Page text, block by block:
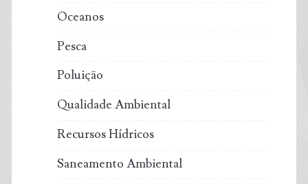
Oceanos
Pesca
Poluição
Qualidade Ambiental
Recursos Hídricos
Saneamento Ambiental